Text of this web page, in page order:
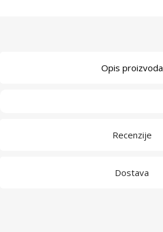
Opis proizvoda
Recenzije
Dostava